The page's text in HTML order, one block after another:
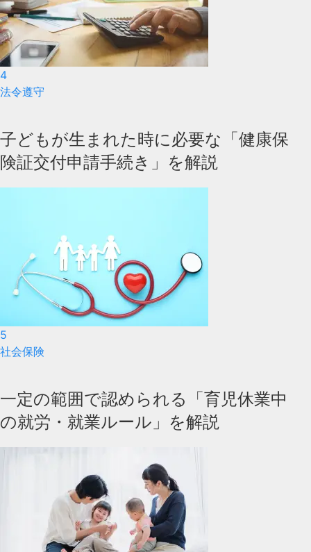
4
法令遵守
子どもが生まれた時に必要な「健康保
険証交付申請手続き」を解説
5
社会保険
一定の範囲で認められる「育児休業中
の就労・就業ルール」を解説